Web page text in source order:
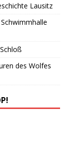
Lausitz
des Wolfes